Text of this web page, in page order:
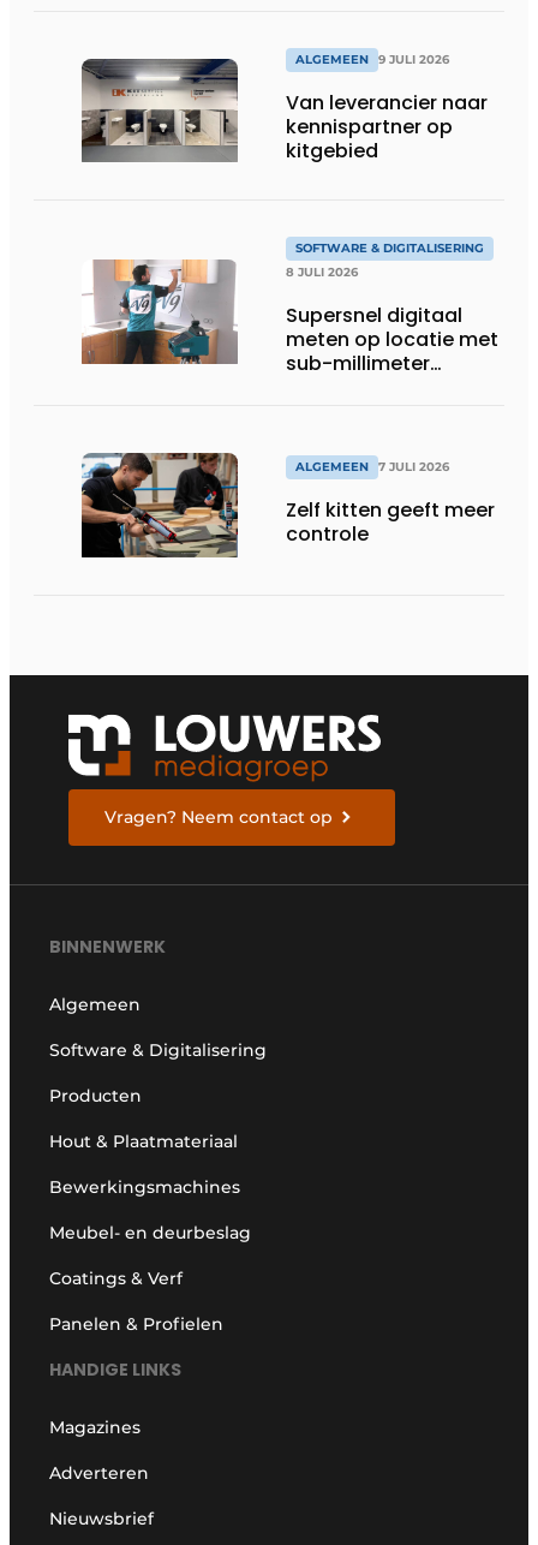
ALGEMEEN 9 JULI 2026
Van leverancier naar
kennispartner op
kitgebied
SOFTWARE & DIGITALISERING
8 JULI 2026
Supersnel digitaal
meten op locatie met
sub-millimeter
ALGEMEEN 7 JULI 2026
Zelf kitten geeft meer
controle
Vragen? Neem contact op
BINNENWERK
Algemeen
Software & Digitalisering
Producten
Hout & Plaatmateriaal
Bewerkingsmachines
Meubel- en deurbeslag
Coatings & Verf
Panelen & Profielen
HANDIGE LINKS
Magazines
Adverteren
Nieuwsbrief